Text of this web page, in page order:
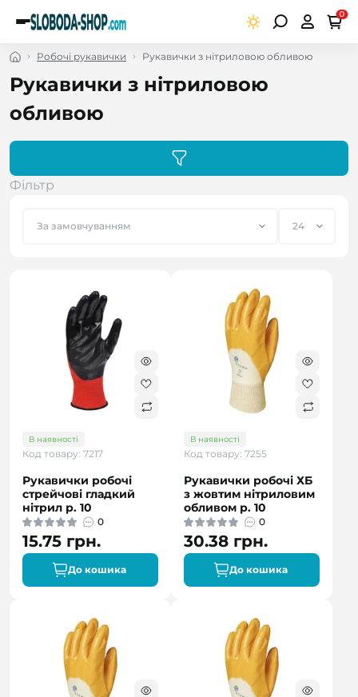
0
Робочі рукавички Рукавички з нітриловою обливою
Рукавички з нітриловою
обливою
Фільтр
В наявності
Код товару: 7217
Рукавички робочі
стрейчові гладкий
нітрил р. 10
0
15.75 грн.
До кошика
В наявності
Код товару: 7255
Рукавички робочі ХБ
з жовтим нітриловим
обливом р. 10
0
30.38 грн.
До кошика